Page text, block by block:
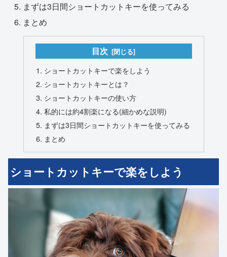
まずは3日間ショートカットキーを使ってみる
まとめ
目次
ショートカットキーで楽をしよう
ショートカットキーとは？
ショートカットキーの使い方
私的には約4割楽になる(細かめな説明)
まずは3日間ショートカットキーを使ってみる
まとめ
ショートカットキーで楽をしよう